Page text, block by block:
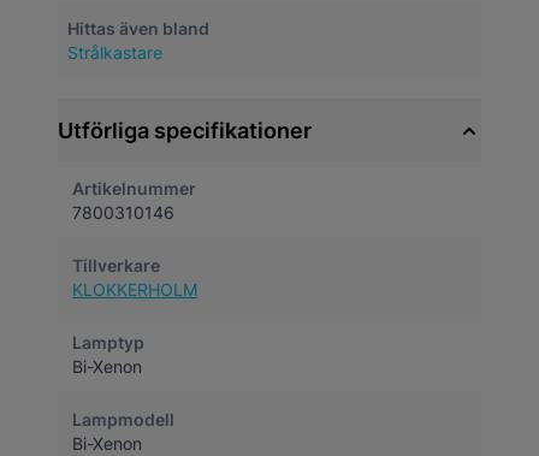
Hittas även bland
Strålkastare
Utförliga specifikationer
Artikelnummer
7800310146
Tillverkare
KLOKKERHOLM
Lamptyp
Bi-Xenon
Lampmodell
Bi-Xenon